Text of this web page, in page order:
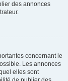
des annonces
concernant le
Les annonces
elles sont